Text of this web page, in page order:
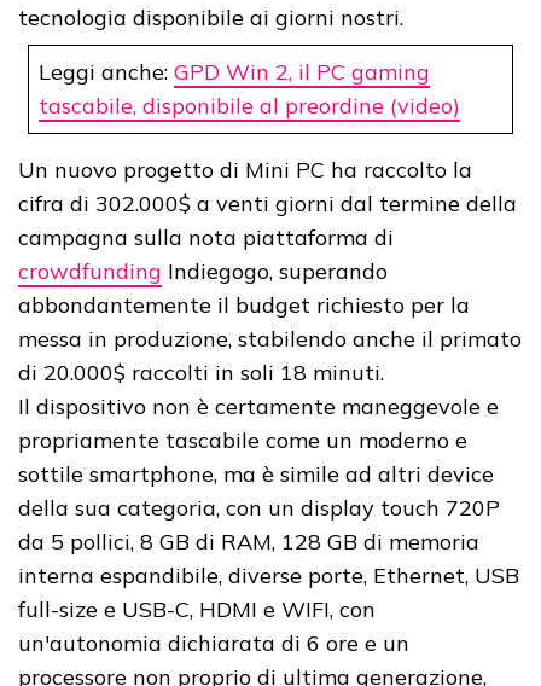
tecnologia disponibile ai giorni nostri.
Leggi anche: GPD Win 2, il PC gaming
tascabile, disponibile al preordine (video)
Un nuovo progetto di Mini PC ha raccolto la
cifra di 302.000$ a venti giorni dal termine della
campagna sulla nota piattaforma di
crowdfunding Indiegogo, superando
abbondantemente il budget richiesto per la
messa in produzione, stabilendo anche il primato
di 20.000$ raccolti in soli 18 minuti.
Il dispositivo non è certamente maneggevole e
propriamente tascabile come un moderno e
sottile smartphone, ma è simile ad altri device
della sua categoria, con un display touch 720P
da 5 pollici, 8 GB di RAM, 128 GB di memoria
interna espandibile, diverse porte, Ethernet, USB
full-size e USB-C, HDMI e WIFI, con
un'autonomia dichiarata di 6 ore e un
processore non proprio di ultima generazione,